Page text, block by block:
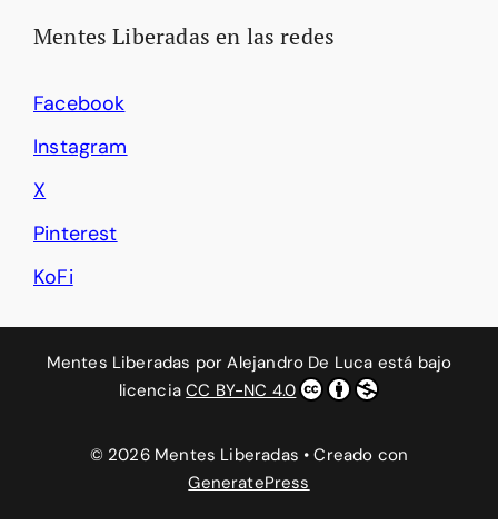
Mentes Liberadas en las redes
Facebook
Instagram
X
Pinterest
KoFi
Mentes Liberadas porAlejandro De Luca está bajo
licenciaCC BY-NC 4.0
© 2026 Mentes Liberadas • Creado con
GeneratePress